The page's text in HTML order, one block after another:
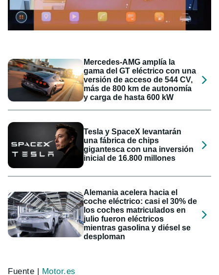
Mercedes-AMG amplía la
gama del GT eléctrico con una
versión de acceso de 544 CV,
más de 800 km de autonomía
y carga de hasta 600 kW
Tesla y SpaceX levantarán
una fábrica de chips
gigantesca con una inversión
inicial de 16.800 millones
Alemania acelera hacia el
coche eléctrico: casi el 30% de
los coches matriculados en
julio fueron eléctricos
mientras gasolina y diésel se
desploman
Fuente | Motor.es